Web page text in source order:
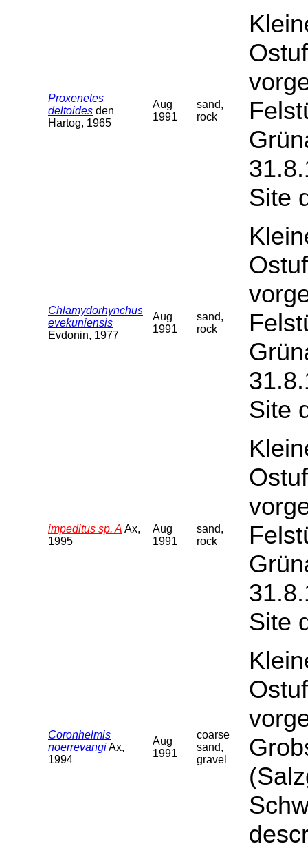
Proxenetes
deltoides den
Hartog, 1965
Aug
1991
sand,
rock
Site
Chlamydorhynchus
evekuniensis
Evdonin, 1977
Aug
1991
sand,
rock
Site
impeditus sp. A Ax,
1995
Aug
1991
sand,
rock
Site
Coronhelmis
noerrevangiAx,
1994
Aug
1991
coarse
sand,
gravel